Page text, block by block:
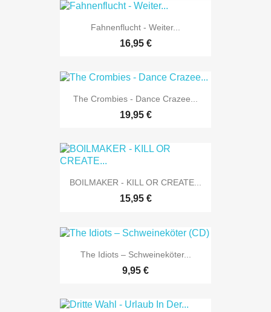
Fahnenflucht - Weiter...
16,95 €
The Crombies - Dance Crazee...
19,95 €
BOILMAKER - KILL OR CREATE...
15,95 €
The Idiots – Schweineköter...
9,95 €